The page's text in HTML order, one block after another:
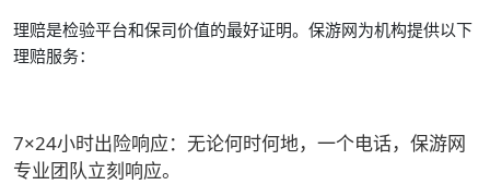
理赔是检验平台和保司价值的最好证明。保游网为机构提供以下
理赔服务：
7×24小时出险响应：无论何时何地，一个电话，保游网
专业团队立刻响应。